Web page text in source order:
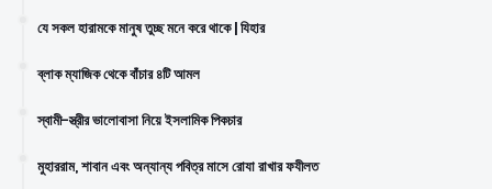
যে সকল হারামকে মানুষ তুচ্ছ মনে করে থাকে | যিহার
ব্লাক ম্যাজিক থেকে বাঁচার ৪টি আমল
স্বামী-স্ত্রীর ভালোবাসা নিয়ে ইসলামিক পিকচার
মুহাররাম, শাবান এবং অন্যান্য পবিত্র মাসে রোযা রাখার ফযীলত